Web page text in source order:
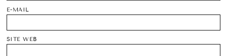
E-MAIL
SITE WEB